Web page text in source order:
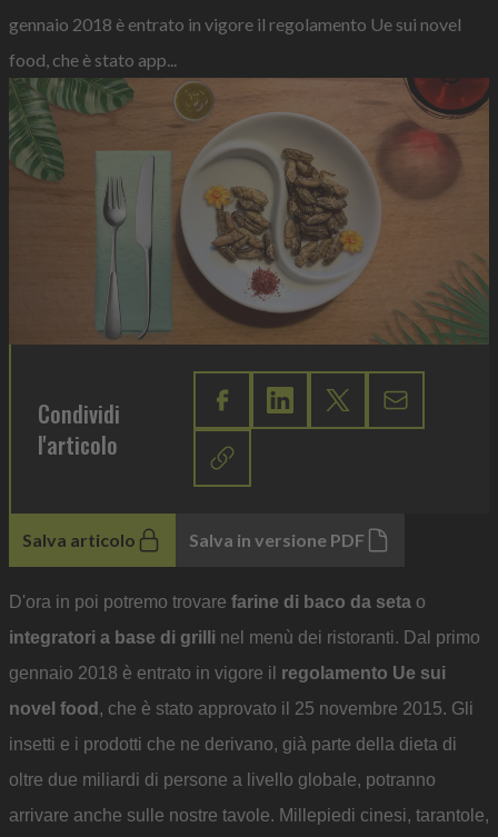
gennaio 2018 è entrato in vigore il regolamento Ue sui novel
food, che è stato app...
Condividi
l'articolo
Salva articolo Salva in versione PDF
D'ora in poi potremo trovare farine di baco da seta o
integratori a base di grilli nel menù dei ristoranti. Dal primo
gennaio 2018 è entrato in vigore il regolamento Ue sui
novel food , che è stato approvato il 25 novembre 2015. Gli
insetti e i prodotti che ne derivano, già parte della dieta di
oltre due miliardi di persone a livello globale, potranno
arrivare anche sulle nostre tavole. Millepiedi cinesi, tarantole,